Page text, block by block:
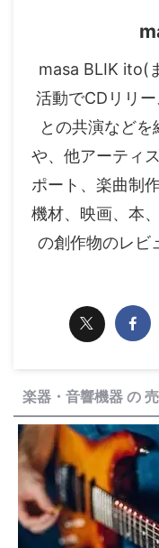
masa BLIK ito(
活動でCDリリ
との共演などを
や、他アーティ
ポート、楽曲制
機材、映画、本
の創作物のレビ
楽器・音響機器 の